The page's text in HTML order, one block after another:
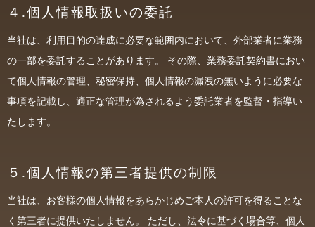
４.個人情報取扱いの委託
当社は、利用目的の達成に必要な範囲内において、外部業者に業務
の一部を委託することがあります。 その際、業務委託契約書におい
て個人情報の管理、秘密保持、個人情報の漏洩の無いように必要な
事項を記載し、適正な管理が為されるよう委託業者を監督・指導い
たします。
５.個人情報の第三者提供の制限
当社は、お客様の個人情報をあらかじめご本人の許可を得ることな
く第三者に提供いたしません。 ただし、法令に基づく場合等、個人